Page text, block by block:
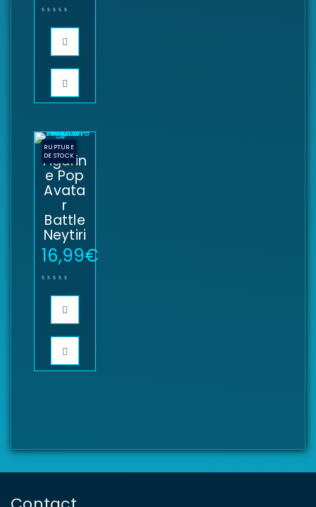
RUPTURE
DE STOCK
Figurin
e Pop
Avata
r
Battle
Neytiri
16,99€